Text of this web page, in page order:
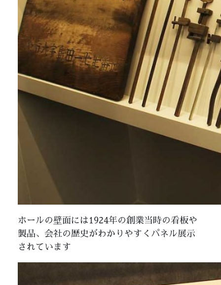
ホールの壁面には1924年の創業当時の看板や
製品、会社の歴史がわかりやすくパネル展示
されています